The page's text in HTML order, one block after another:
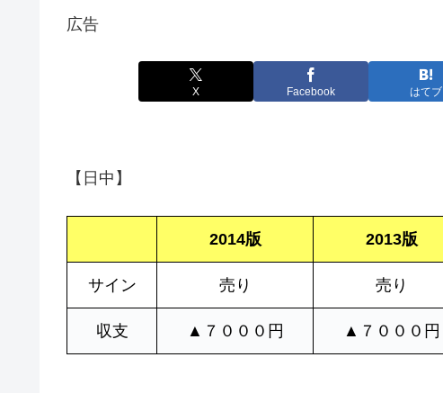
広告
X Facebook はてブ
【日中】
2014版 2013版
サイン 売り 売り
収支 ▲７０００円 ▲７０００円